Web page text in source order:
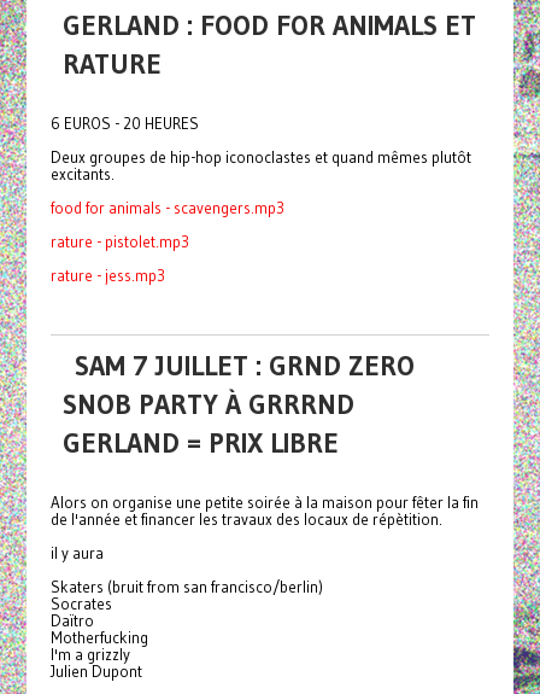
GERLAND : FOOD FOR ANIMALS ET
RATURE
6 EUROS - 20 HEURES
Deux groupes de hip-hop iconoclastes et quand mêmes plutôt
excitants.
food for animals - scavengers.mp3
rature - pistolet.mp3
rature - jess.mp3
SAM 7 JUILLET : GRND ZERO
SNOB PARTY À GRRRND
GERLAND = PRIX LIBRE
Alors on organise une petite soirée à la maison pour fêter la fin
de l'année et financer les travaux des locaux de répètition.
il y aura
Skaters (bruit from san francisco/berlin)
Socrates
Daïtro
Motherfucking
I'm a grizzly
Julien Dupont